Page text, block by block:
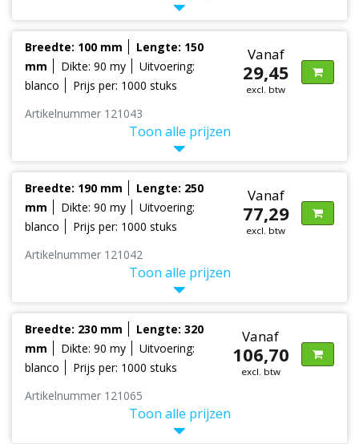
Breedte: 100 mm
Lengte: 150
mm
Dikte: 90 my
Uitvoering:
blanco
Prijs per: 1000 stuks
Vanaf
29,45
excl. btw
Artikelnummer 121043
Toon alle prijzen
Breedte: 190 mm
Lengte: 250
mm
Dikte: 90 my
Uitvoering:
blanco
Prijs per: 1000 stuks
Vanaf
77,29
excl. btw
Artikelnummer 121042
Toon alle prijzen
Breedte: 230 mm
Lengte: 320
mm
Dikte: 90 my
Uitvoering:
blanco
Prijs per: 1000 stuks
Vanaf
106,70
excl. btw
Artikelnummer 121065
Toon alle prijzen